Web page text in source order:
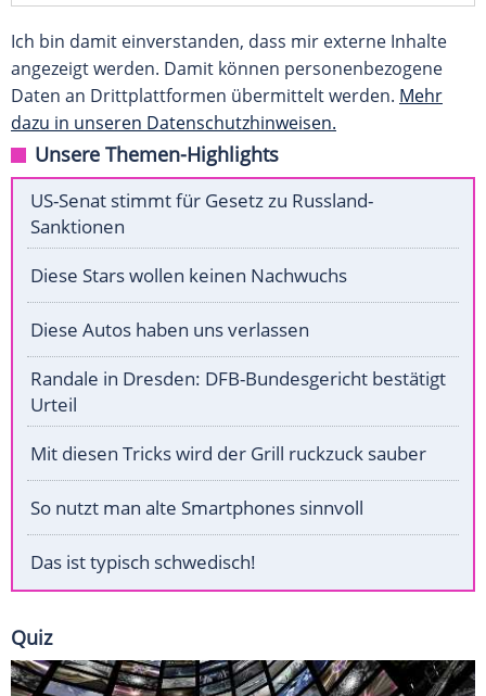
Ich bin damit einverstanden, dass mir externe Inhalte
angezeigt werden. Damit können personenbezogene
Daten an Drittplattformen übermittelt werden. Mehr
dazu in unseren Datenschutzhinweisen.
Unsere Themen-Highlights
US-Senat stimmt für Gesetz zu Russland-
Sanktionen
Diese Stars wollen keinen Nachwuchs
Diese Autos haben uns verlassen
Randale in Dresden: DFB-Bundesgericht bestätigt
Urteil
Mit diesen Tricks wird der Grill ruckzuck sauber
So nutzt man alte Smartphones sinnvoll
Das ist typisch schwedisch!
Quiz